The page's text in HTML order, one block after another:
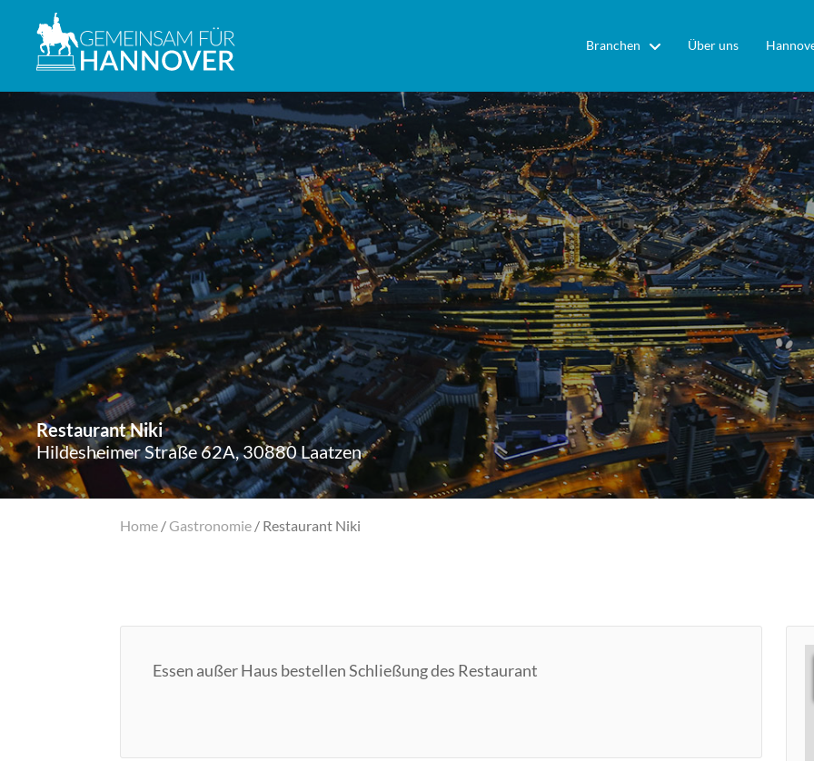
Branchen Über uns
Restaurant Niki
Hildesheimer Straße 62A, 30880 Laatzen
Home /Gastronomie / Restaurant Niki
Essen außer Haus bestellen Schließung des Restaurant